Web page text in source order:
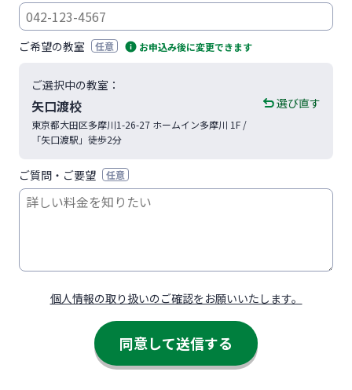
ご希望の教室 任意 お申込み後に変更できます
ご選択中の教室：
矢口渡校
東京都大田区多摩川1-26-27 ホームイン多摩川 1F /
「矢口渡駅」徒歩2分
選び直す
ご質問・ご要望 任意
個人情報の取り扱いのご確認をお願いいたします。
同意して送信する